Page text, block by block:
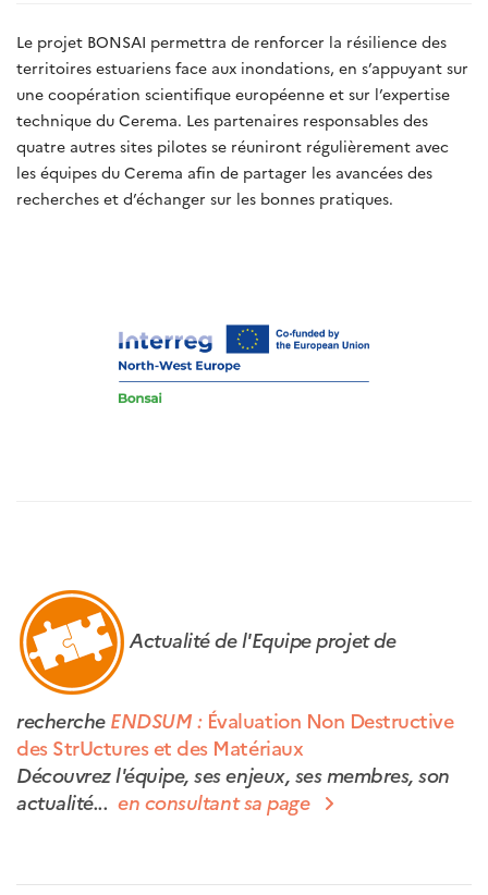
Le projet BONSAI permettra de renforcer la résilience des
territoires estuariens face aux inondations, en s’appuyant sur
une coopération scientifique européenne et sur l’expertise
technique du Cerema. Les partenaires responsables des
quatre autres sites pilotes se réuniront régulièrement avec
les équipes du Cerema afin de partager les avancées des
recherches et d’échanger sur les bonnes pratiques.
Actualité de l'Equipe projet de
recherche ENDSUM : Évaluation Non Destructive
des StrUctures et des Matériaux
Découvrez l'équipe, ses enjeux, ses membres, son
actualité...en consultant sa page